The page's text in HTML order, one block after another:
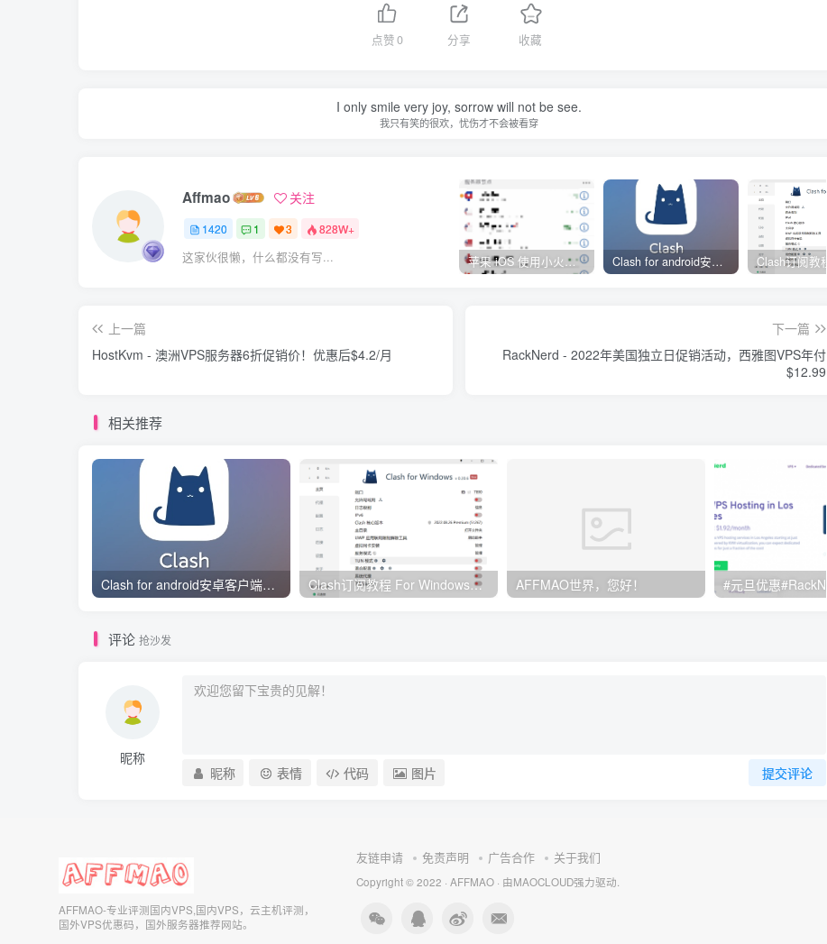
点赞0 分享 收藏
I only smile very joy, sorrow will not be see.
我只有笑的很欢，忧伤才不会被看穿
Affmao 关注
1420 1 3 828W+
这家伙很懒，什么都没有写... 苹果 iOS 使用小火箭(shadowrocket)新手教程 Clash for android安卓客户端保姆级新手使用教程
上一篇
HostKvm - 澳洲VPS服务器6折促销价！优惠后$4.2/月
下一篇
RackNerd - 2022年美国独立日促销活动，西雅图VPS年付
$12.99
相关推荐
Clash for android安卓客户端保姆级新手使用教程 Clash订阅教程 For Windows中文使用图文教程 AFFMAO世界，您好！
评论 抢沙发
昵称
提交评论
昵称 表情 代码 图片
AFFMAO-专业评测国内VPS,国内VPS，云主机评测，
国外VPS优惠码，国外服务器推荐网站。
友链申请 免责声明 广告合作 关于我们
Copyright © 2022 · AFFMAO · 由MAOCLOUD强力驱动.